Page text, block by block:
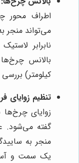
اطراف محور
می‌تواند منجر
نابرابر
کیلومتر)
تنظیم زوایای
زوایای
گفته می‌شود.
منجر به
یک سمت و